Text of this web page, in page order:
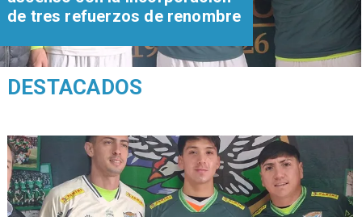
de tres refuerzos de renombre
DESTACADOS